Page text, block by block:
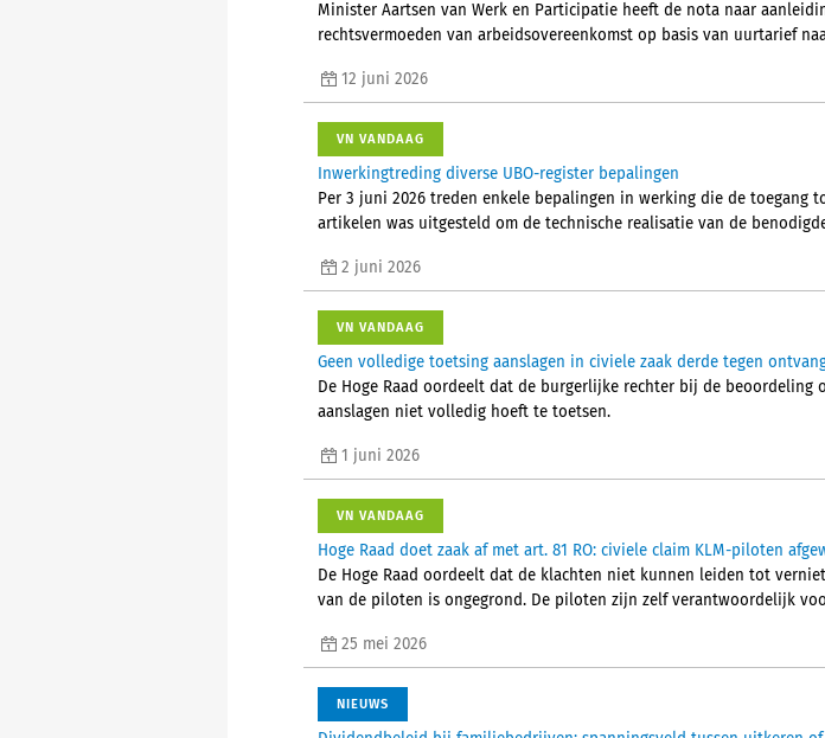
Minister Aartsen van Werk en Participatie heeft de nota naar
rechtsvermoeden van arbeidsovereenkomst op basis van uurtarief
12 juni 2026
VN VANDAAG
Inwerkingtreding diverse UBO-register bepalingen
Per 3 juni 2026 treden enkele bepalingen in werking die de toegang
artikelen was uitgesteld om de technische realisatie van de
2 juni 2026
VN VANDAAG
Geen volledige toetsing aanslagen in civiele zaak derde tegen
De Hoge Raad oordeelt dat de burgerlijke rechter bij de beoordeling
aanslagen niet volledig hoeft te toetsen.
1 juni 2026
VN VANDAAG
Hoge Raad doet zaak af met art. 81 RO: civiele claim KLM-piloten
De Hoge Raad oordeelt dat de klachten niet kunnen leiden tot
van de piloten is ongegrond. De piloten zijn zelf verantwoordelijk
25 mei 2026
NIEUWS